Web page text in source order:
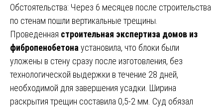
Обстоятельства: Через 6 месяцев после строительства
по стенам пошли вертикальные трещины.
Проведенная строительная экспертиза домов из
фибропенобетонаустановила, что блоки были
уложены в стену сразу после изготовления, без
технологической выдержки в течение 28 дней,
необходимой для завершения усадки. Ширина
раскрытия трещин составила 0,5-2 мм. Суд обязал